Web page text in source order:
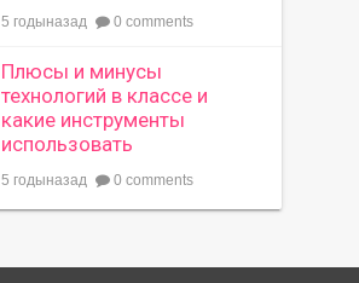
5 годыназад 0 comments
Плюсы и минусы
технологий в классе и
какие инструменты
использовать
5 годыназад 0 comments